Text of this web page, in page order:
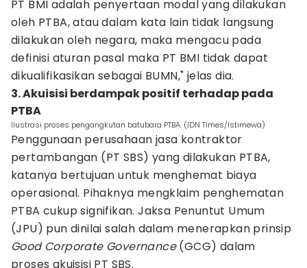
PT BMI adalah penyertaan modal yang dilakukan
oleh PTBA, atau dalam kata lain tidak langsung
dilakukan oleh negara, maka mengacu pada
definisi aturan pasal maka PT BMI tidak dapat
dikualifikasikan sebagai BUMN," jelas dia.
3. Akuisisi berdampak positif terhadap pada
PTBA
Ilustrasi proses pengangkutan batubara PTBA. (IDN Times/Istimewa)
Penggunaan perusahaan jasa kontraktor
pertambangan (PT SBS) yang dilakukan PTBA,
katanya bertujuan untuk menghemat biaya
operasional. Pihaknya mengklaim penghematan
PTBA cukup signifikan. Jaksa Penuntut Umum
(JPU) pun dinilai salah dalam menerapkan prinsip
Good Corporate Governance(GCG) dalam
proses akuisisi PT SBS.